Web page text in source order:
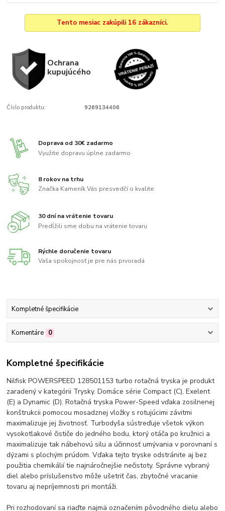
Tento mesiac zakúpili 16 zákazníci.
Ochrana
kupujúcého
Číslo produktu: 9269134406
Doprava od 30€ zadarmo
Využite dopravu úplne zadarmo
8 rokov na trhu
Značka Kameník Vás presvedčí o kvalite
30 dní na vrátenie tovaru
Predĺžili sme dobu na vrátenie tovaru
Rýchle doručenie tovaru
Vaša spokojnosť je pre nás prvoradá
Kompletné špecifikácie
Komentáre 0
Kompletné špecifikácie
Nilfisk POWERSPEED 128501153 turbo rotačná tryska je produkt
zaradený v kategórii Trysky. Domáce série Compact (C), Exelent
(E) a Dynamic (D). Rotačná tryska Power-Speed vďaka zosilnenej
konštrukcii pomocou mosadznej vložky s rotujúcimi závitmi
maximalizuje jej životnosť. Turbodyša sústreďuje všetok výkon
vysokotlakové čističe do jedného bodu, ktorý otáča po kružnici a
maximalizuje tak nábehovú silu a účinnosť umývania v porovnaní s
dýzami s plochým prúdom. Vďaka tejto tryske odstránite aj bez
použitia chemikálií tie najnáročnejšie nečistoty. Správne vybraný
diel alebo príslušenstvo môže ušetriť čas, zbytočné vracanie
tovaru aj nepríjemnosti pri montáži.
Pri rozhodovaní sa riaďte najmä označením pôvodného dielu alebo